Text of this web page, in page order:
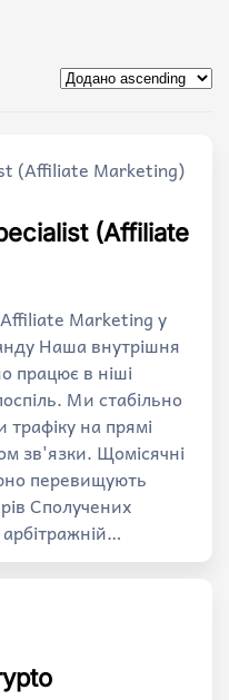
(Affiliate
Marketing у
Наша внутрішня
працює в ніші
Ми стабільно
трафіку на прямі
зв'язки. Щомісячні
перевищують
Сполучених